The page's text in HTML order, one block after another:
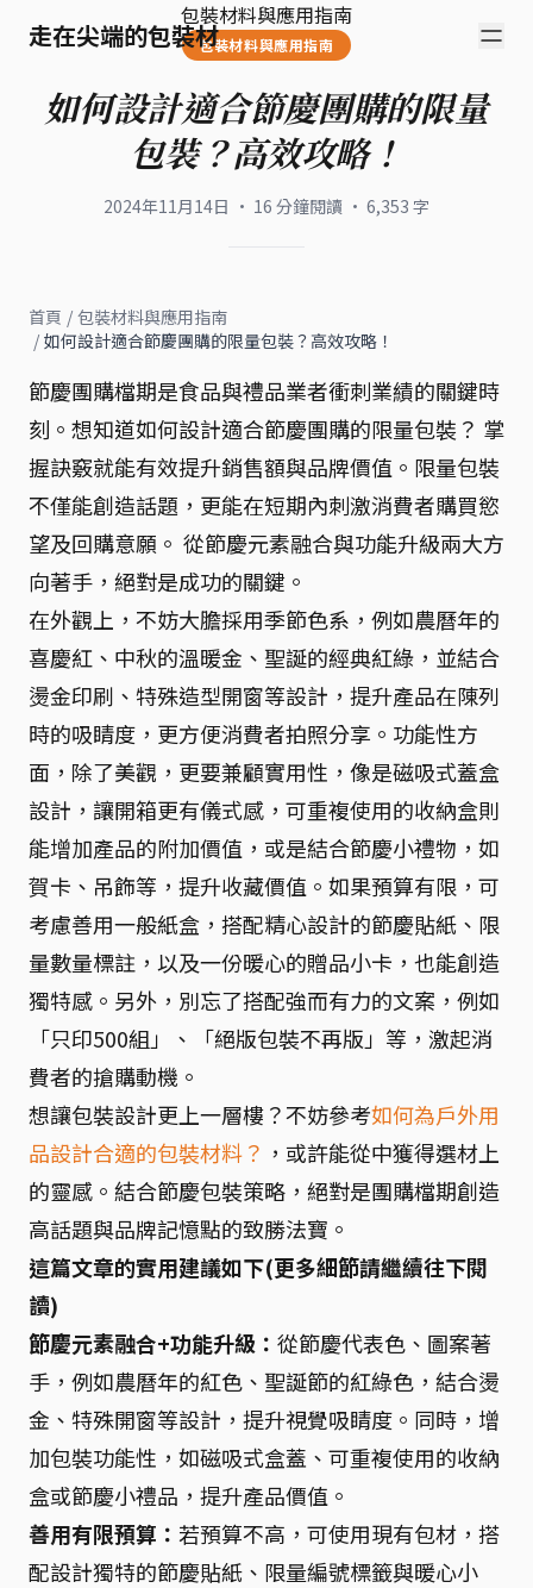
走在尖端的包裝材
包裝材料與應用指南
包裝材料與應用指南
如何設計適合節慶團購的限量
包裝？高效攻略！
2024年11月14日 · 16 分鐘閱讀 · 6,353 字
首頁 / 包裝材料與應用指南
/ 如何設計適合節慶團購的限量包裝？高效攻略！
節慶團購檔期是食品與禮品業者衝刺業績的關鍵時
刻。想知道如何設計適合節慶團購的限量包裝？ 掌
握訣竅就能有效提升銷售額與品牌價值。限量包裝
不僅能創造話題，更能在短期內刺激消費者購買慾
望及回購意願。 從節慶元素融合與功能升級兩大方
向著手，絕對是成功的關鍵。
在外觀上，不妨大膽採用季節色系，例如農曆年的
喜慶紅、中秋的溫暖金、聖誕的經典紅綠，並結合
燙金印刷、特殊造型開窗等設計，提升產品在陳列
時的吸睛度，更方便消費者拍照分享。功能性方
面，除了美觀，更要兼顧實用性，像是磁吸式蓋盒
設計，讓開箱更有儀式感，可重複使用的收納盒則
能增加產品的附加價值，或是結合節慶小禮物，如
賀卡、吊飾等，提升收藏價值。如果預算有限，可
考慮善用一般紙盒，搭配精心設計的節慶貼紙、限
量數量標註，以及一份暖心的贈品小卡，也能創造
獨特感。另外，別忘了搭配強而有力的文案，例如
「只印500組」、「絕版包裝不再版」等，激起消
費者的搶購動機。
想讓包裝設計更上一層樓？不妨參考如何為戶外用
品設計合適的包裝材料？ ，或許能從中獲得選材上
的靈感。結合節慶包裝策略，絕對是團購檔期創造
高話題與品牌記憶點的致勝法寶。
這篇文章的實用建議如下(更多細節請繼續往下閱
讀)
節慶元素融合+功能升級： 從節慶代表色、圖案著
手，例如農曆年的紅色、聖誕節的紅綠色，結合燙
金、特殊開窗等設計，提升視覺吸睛度。同時，增
加包裝功能性，如磁吸式盒蓋、可重複使用的收納
盒或節慶小禮品，提升產品價值。
善用有限預算： 若預算不高，可使用現有包材，搭
配設計獨特的節慶貼紙、限量編號標籤與暖心小